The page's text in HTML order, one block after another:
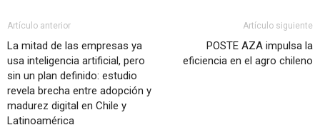
Artículo anterior
La mitad de las empresas ya
usa inteligencia artificial, pero
sin un plan definido: estudio
revela brecha entre adopción y
madurez digital en Chile y
Latinoamérica
Artículo siguiente
POSTE AZA impulsa la
eficiencia en el agro chileno